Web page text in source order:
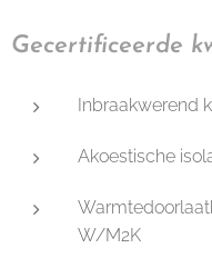
Gecertificeerde
Inbraakwerend
Akoestische
W/M2K